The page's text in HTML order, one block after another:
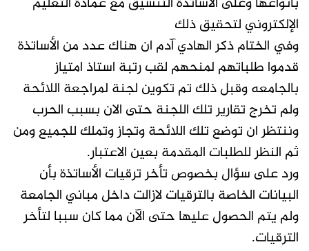
الإلكتروني لتحقيق ذلك
وفي الختام ذكر الهادي آدم ان هناك عدد من الأساتذة
قدموا طلباتهم لمنحهم لقب رتبة استاذ امتياز
بالجامعه وقبل ذلك تم تكوين لجنة لمراجعة اللائحة
ولم تخرج تقارير تلك اللجنة حتى الان بسبب الحرب
وننتظر ان توضع تلك اللائحة وتجاز وتملك للجميع ومن
ثم النظر للطلبات المقدمة بعين الاعتبار.
ورد على سؤال بخصوص تأخر ترقيات الأساتذة بأن
البيانات الخاصة بالترقيات لازالت داخل مباني الجامعة
ولم يتم الحصول عليها حتى الآن مما كان سببا لتأخر
الترقيات.